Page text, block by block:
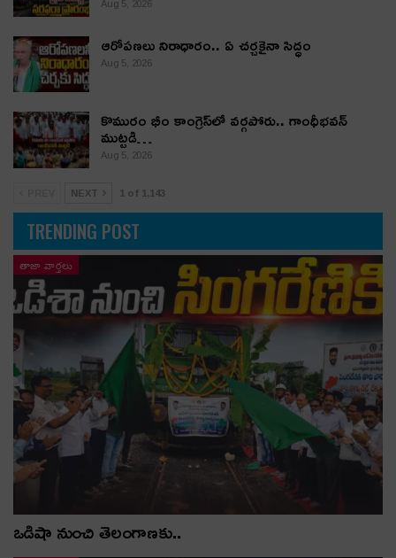
Aug 5, 2026
ఆరోపణలు నిరాధారం.. ఏ చర్చకైనా సిద్ధం
Aug 5, 2026
కొమురం భీం కాంగ్రెస్‌లో వర్గపోరు.. గాంధీభవన్
ముట్టడి…
Aug 5, 2026
NEXT 1 of 1,143
TRENDING POST
తాజా వార్తలు
ఒడిషా నుంచి తెలంగాణ‌కు..